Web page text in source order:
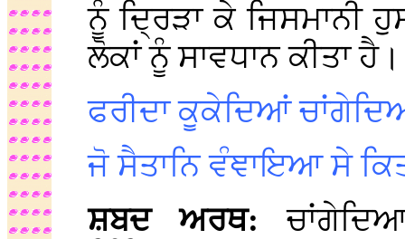
ਨੂੰ ਦ੍ਰਿੜਾ ਕੇ ਜਿਸਮਾਨੀ
ਲੋਕਾਂ ਨੂੰ ਸਾਵਧਾਨ ਕੀਤਾ ਹੈ।
ਫਰੀਦਾ ਕੂਕੇਦਿਆਂ
ਜੋ ਸੈਤਾਨਿ ਵੰਞਾਇਆ ਸੇ
ਸ਼ਬਦ ਅਰਥ: